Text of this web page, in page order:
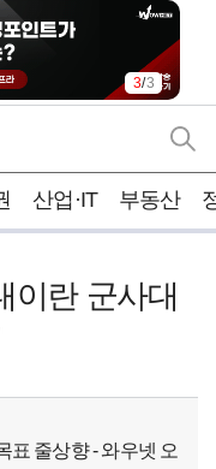
1/3
산업·IT 부동산
이란 군사대
표 줄상향 - 와우넷 오